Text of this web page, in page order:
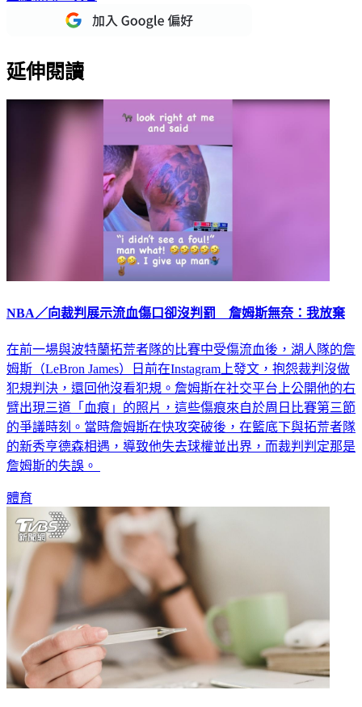
延伸閱讀
NBA／向裁判展示流血傷口卻沒判罰 詹姆斯無奈：我放棄
在前一場與波特蘭拓荒者隊的比賽中受傷流血後，湖人隊的詹
姆斯（LeBron James）日前在Instagram上發文，抱怨裁判沒做
犯規判決，還回他沒看犯規。詹姆斯在社交平台上公開他的右
臂出現三道「血痕」的照片，這些傷痕來自於周日比賽第三節
的爭議時刻。當時詹姆斯在快攻突破後，在籃底下與拓荒者隊
的新秀亨德森相遇，導致他失去球權並出界，而裁判判定那是
詹姆斯的失誤。
體育